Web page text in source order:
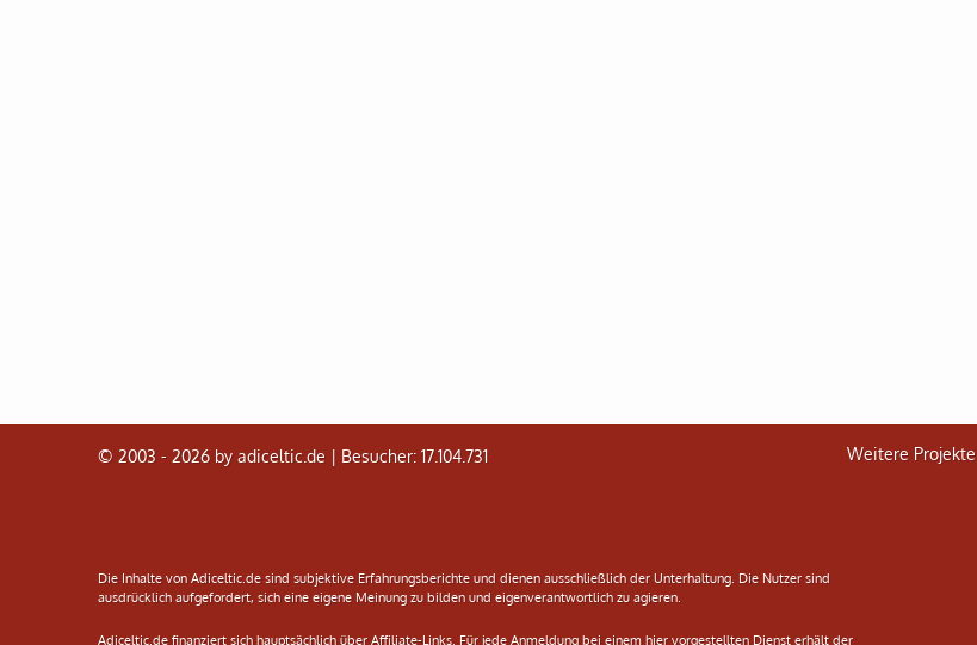
© 2003 - 2026 by adiceltic.de | Besucher: 17.104.731 Weitere Projekte
Die Inhalte von Adiceltic.de sind subjektive Erfahrungsberichte und dienen ausschließlich der Unterhaltung. Die Nutzer sind
ausdrücklich aufgefordert, sich eine eigene Meinung zu bilden und eigenverantwortlich zu agieren.
Adiceltic.de finanziert sich hauptsächlich über Affiliate-Links. Für jede Anmeldung bei einem hier vorgestellten Dienst erhält der